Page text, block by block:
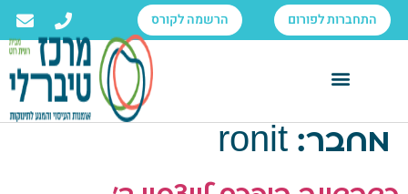
לתוכן התחברות לפורום הרשמה לקורס
מחבר: ronit